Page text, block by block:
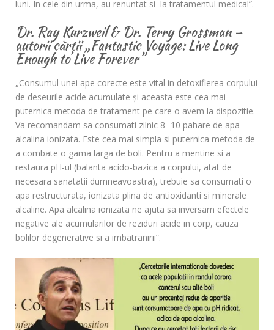
luni. In cele din urma, au renuntat si la tratamentul medical”.
Dr. Ray Kurzweil & Dr. Terry Grossman –
autorii cărții „Fantastic Voyage: Live Long
Enough to Live Forever”
„Consumul unei ape corecte este vital in detoxifierea corpului
de deseurile acide acumulate şi aceasta este cea mai
puternica metoda de tratament pe care o avem la dispozitie.
Va recomandam sa consumati zilnic 8- 10 pahare de apa
alcalina ionizata. Este cea mai simpla si puternica metoda de
a combate o gama larga de boli. Pentru a mentine si a
restaura pH-ul (balanta acido-bazica a corpului, atat de
necesara sanatatii dumneavoastra), trebuie sa consumati o
apa restructurata, ionizata plina de antioxidanti si minerale
alcaline. Apa alcalina ionizata ne ajuta sa inversam efectele
negative ale acumularilor de reziduri acide in corp, cauza
bolilor degenerative si a imbatranirii”.